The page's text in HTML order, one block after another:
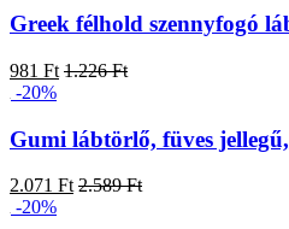
Greek félhold szennyfogó
981 Ft 1.226 Ft
-20%
Gumi lábtörlő, füves
2.071 Ft 2.589 Ft
-20%